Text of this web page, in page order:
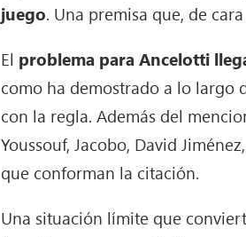
juego. Una premisa que, de
El problema para Ancelotti
como ha demostrado a lo largo
con la regla. Además del
Youssouf, Jacobo, David
que conforman la citación.
Una situación límite que